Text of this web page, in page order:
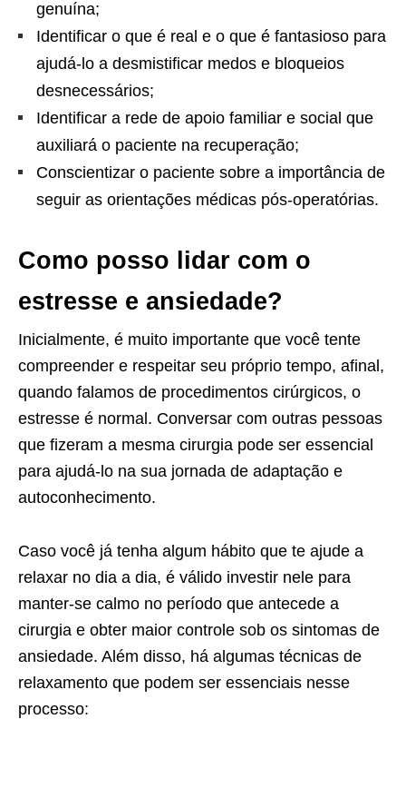
genuína;
Identificar o que é real e o que é fantasioso para
ajudá-lo a desmistificar medos e bloqueios
desnecessários;
Identificar a rede de apoio familiar e social que
auxiliará o paciente na recuperação;
Conscientizar o paciente sobre a importância de
seguir as orientações médicas pós-operatórias.
Como posso lidar com o
estresse e ansiedade?
Inicialmente, é muito importante que você tente
compreender e respeitar seu próprio tempo, afinal,
quando falamos de procedimentos cirúrgicos, o
estresse é normal. Conversar com outras pessoas
que fizeram a mesma cirurgia pode ser essencial
para ajudá-lo na sua jornada de adaptação e
autoconhecimento.
Caso você já tenha algum hábito que te ajude a
relaxar no dia a dia, é válido investir nele para
manter-se calmo no período que antecede a
cirurgia e obter maior controle sob os sintomas de
ansiedade. Além disso, há algumas técnicas de
relaxamento que podem ser essenciais nesse
processo: